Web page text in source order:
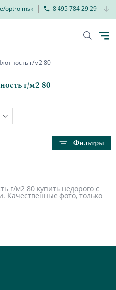
optrolmsk 8 495 784 29 29
г/м2 80
г/м2 80
Фильтры
г/м2 80 купить недорого с
Качественные фото, только